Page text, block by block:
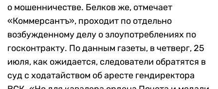
о мошенничестве. Белков же, отмечает
«Коммерсантъ», проходит по отдельно
возбужденному делу о злоупотреблениях по
госконтракту. По данным газеты, в четверг, 25
июля, как ожидается, следователи обратятся в
суд с ходатайством об аресте гендиректора